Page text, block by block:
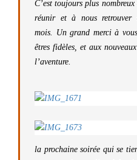
C’est toujours plus
réunir et à nous retrouver
mois. Un grand merci à
êtres fidèles, et aux
l’aventure.
la prochaine soirée qui se